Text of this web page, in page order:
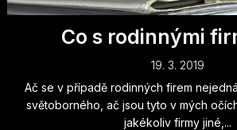
Co s rodinnými
19. 3. 2019
Ač se v případě rodinných firem
světoborného, ač jsou tyto v mých
jakékoliv firmy jiné,...